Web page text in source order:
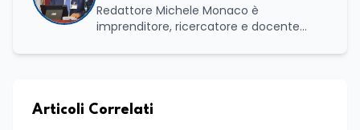
Redattore Michele Monaco è
imprenditore, ricercatore e docente
esperienza nell'innovazione digitale, nella
e Internazionali, è CEO di Adventus
Articoli Correlati